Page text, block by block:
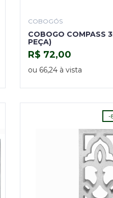
COBOGÓS
COBOGO COMPASS
PEÇA)
R$ 72,00
ou 66,24 à vistaCOMPRAR
-